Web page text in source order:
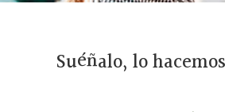
Suéñalo, lo